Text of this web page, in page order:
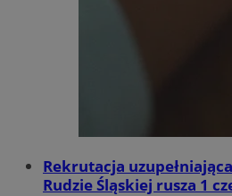
Rekrutacja
Rudzie Śląskiej rusza 1